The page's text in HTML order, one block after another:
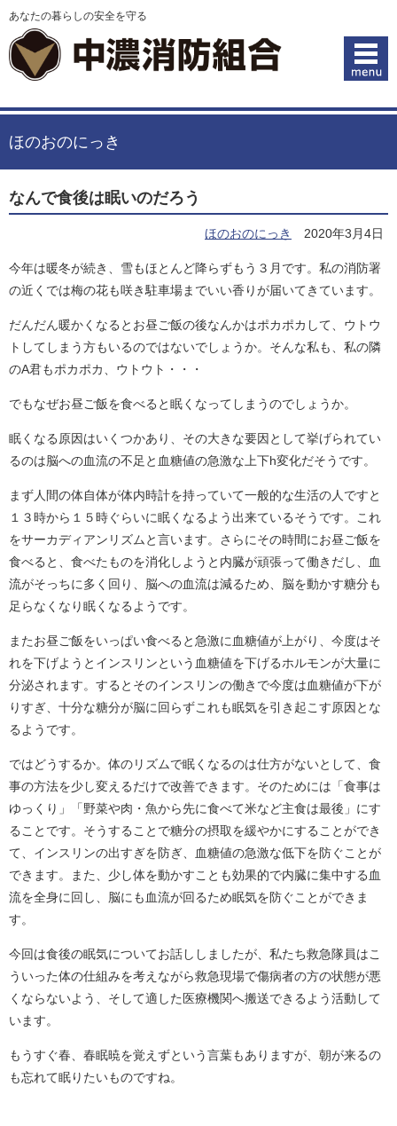
あなたの暮らしの安全を守る
ほのおのにっき
なんで食後は眠いのだろう
ほのおのにっき 2020年3月4日
今年は暖冬が続き、雪もほとんど降らずもう３月です。私の消防署
の近くでは梅の花も咲き駐車場までいい香りが届いてきています。
だんだん暖かくなるとお昼ご飯の後なんかはポカポカして、ウトウ
トしてしまう方もいるのではないでしょうか。そんな私も、私の隣
のA君もポカポカ、ウトウト・・・
でもなぜお昼ご飯を食べると眠くなってしまうのでしょうか。
眠くなる原因はいくつかあり、その大きな要因として挙げられてい
るのは脳への血流の不足と血糖値の急激な上下h変化だそうです。
まず人間の体自体が体内時計を持っていて一般的な生活の人ですと
１３時から１５時ぐらいに眠くなるよう出来ているそうです。これ
をサーカディアンリズムと言います。さらにその時間にお昼ご飯を
食べると、食べたものを消化しようと内臓が頑張って働きだし、血
流がそっちに多く回り、脳への血流は減るため、脳を動かす糖分も
足らなくなり眠くなるようです。
またお昼ご飯をいっぱい食べると急激に血糖値が上がり、今度はそ
れを下げようとインスリンという血糖値を下げるホルモンが大量に
分泌されます。するとそのインスリンの働きで今度は血糖値が下が
りすぎ、十分な糖分が脳に回らずこれも眠気を引き起こす原因とな
るようです。
ではどうするか。体のリズムで眠くなるのは仕方がないとして、食
事の方法を少し変えるだけで改善できます。そのためには「食事は
ゆっくり」「野菜や肉・魚から先に食べて米など主食は最後」にす
ることです。そうすることで糖分の摂取を緩やかにすることができ
て、インスリンの出すぎを防ぎ、血糖値の急激な低下を防ぐことが
できます。また、少し体を動かすことも効果的で内臓に集中する血
流を全身に回し、脳にも血流が回るため眠気を防ぐことができま
す。
今回は食後の眠気についてお話ししましたが、私たち救急隊員はこ
ういった体の仕組みを考えながら救急現場で傷病者の方の状態が悪
くならないよう、そして適した医療機関へ搬送できるよう活動して
います。
もうすぐ春、春眠暁を覚えずという言葉もありますが、朝が来るの
も忘れて眠りたいものですね。